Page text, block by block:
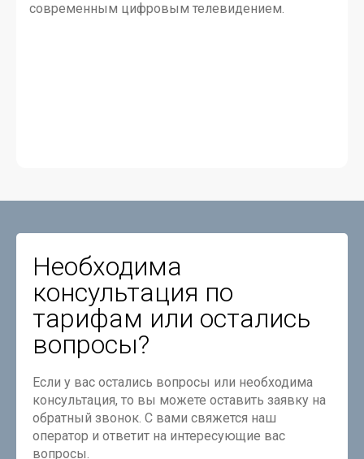
современным цифровым телевидением.
Необходима
консультация по
тарифам или остались
вопросы?
Если у вас остались вопросы или необходима
консультация, то вы можете оставить заявку на
обратный звонок. С вами свяжется наш
оператор и ответит на интересующие вас
вопросы.